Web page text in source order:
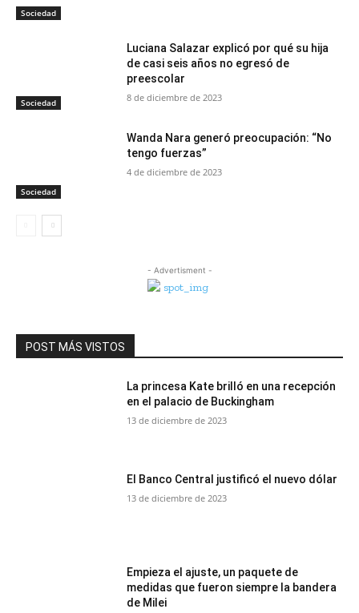
Sociedad
Sociedad
Luciana Salazar explicó por qué su hija
de casi seis años no egresó de
preescolar
8 de diciembre de 2023
Sociedad
Wanda Nara generó preocupación: “No
tengo fuerzas”
4 de diciembre de 2023
- Advertisment -
POST MÁS VISTOS
La princesa Kate brilló en una recepción
en el palacio de Buckingham
13 de diciembre de 2023
El Banco Central justificó el nuevo dólar
13 de diciembre de 2023
Empieza el ajuste, un paquete de
medidas que fueron siempre la bandera
de Milei